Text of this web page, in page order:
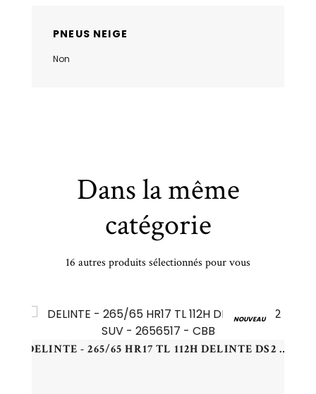
PNEUS NEIGE
Non
Dans la même
catégorie
16 autres produits sélectionnés pour vous
NOUVEAU
DELINTE - 265/65 HR17 TL 112H DELINTE DS2 SUV - 2656517 - CBB